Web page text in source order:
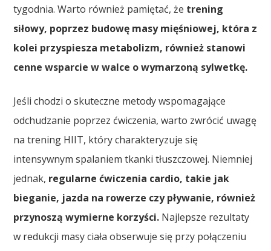
tygodnia. Warto również pamiętać, że trening
siłowy, poprzez budowę masy mięśniowej, która z
kolei przyspiesza metabolizm, również stanowi
cenne wsparcie w walce o wymarzoną sylwetkę.
Jeśli chodzi o skuteczne metody wspomagające
odchudzanie poprzez ćwiczenia, warto zwrócić uwagę
na trening HIIT, który charakteryzuje się
intensywnym spalaniem tkanki tłuszczowej. Niemniej
jednak, regularne ćwiczenia cardio, takie jak
bieganie, jazda na rowerze czy pływanie, również
przynoszą wymierne korzyści. Najlepsze rezultaty
w redukcji masy ciała obserwuje się przy połączeniu